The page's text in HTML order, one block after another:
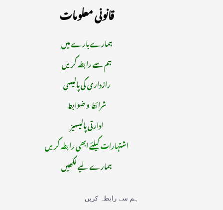
قانونی معلومات
ہمارے بارے میں
ہم سے رابطہ کریں
رازداری کی پالیسی
شرائط و ضوابط
ادارتی پالیسیز
اشتہارات کیلئے ابھی رابطہ کریں
ہمارے لیے لکھیں
ہم سے رابطہ کریں